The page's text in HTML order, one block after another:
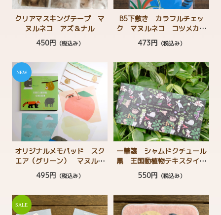
クリアマスキングテープ マ
ヌルネコ アズ＆ナル
450円 （税込み）
B5下敷き カラフルチェッ
ク マヌルネコ コツメカワ
ウソ
473円 （税込み）
オリジナルメモパッド スク
エア（グリーン） マヌルネ
コ レッサーパンダ フタユ
ビナマケモノ コビトカバ
495円 （税込み）
一筆箋 シャムドクチュール
黒 王国動植物テキスタイル
柄
550円 （税込み）